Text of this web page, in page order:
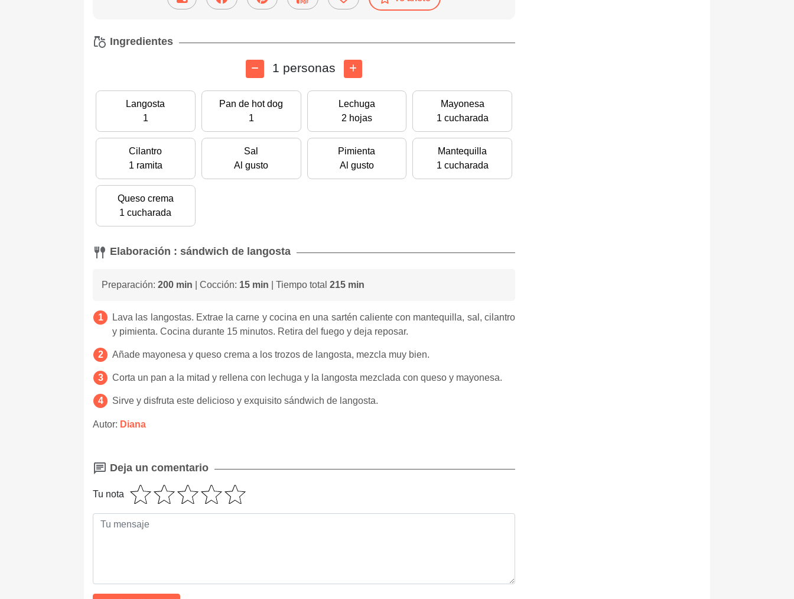
Ingredientes
1 personas
Langosta
1
Pan de hot dog
1
Lechuga
2 hojas
Mayonesa
1 cucharada
Cilantro
1 ramita
Sal
Al gusto
Pimienta
Al gusto
Mantequilla
1 cucharada
Queso crema
1 cucharada
Elaboración : sándwich de langosta
Preparación: 200 min | Cocción: 15 min | Tiempo total 215 min
Lava las langostas. Extrae la carne y cocina en una sartén caliente con mantequilla, sal, cilantro
y pimienta. Cocina durante 15 minutos. Retira del fuego y deja reposar.
Añade mayonesa y queso crema a los trozos de langosta, mezcla muy bien.
Corta un pan a la mitad y rellena con lechuga y la langosta mezclada con queso y mayonesa.
Sirve y disfruta este delicioso y exquisito sándwich de langosta.
Autor: Diana
Deja un comentario
Tu nota